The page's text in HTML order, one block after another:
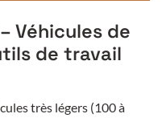
Véhicules de
de travail
très légers (100 à